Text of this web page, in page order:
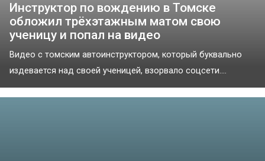
Инструктор по вождению в Томске
обложил трёхэтажным матом свою
ученицу и попал на видео
Видео с томским автоинструктором, который буквально
издевается над своей ученицей, взорвало соцсети....